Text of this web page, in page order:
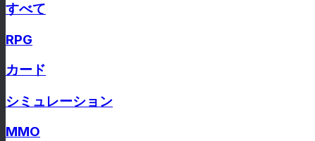
すべて
RPG
カード
シミュレーション
MMO